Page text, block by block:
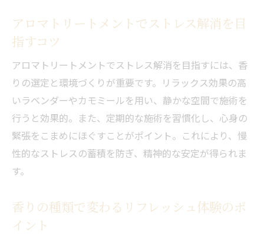
アロマトリートメントでストレス解消を目
指すコツ
アロマトリートメントでストレス解消を目指すには、香
りの選定と環境づくりが重要です。リラックス効果の高
いラベンダーやカモミールを用い、静かな空間で施術を
行うと効果的。また、定期的な施術を習慣化し、心身の
緊張をこまめにほぐすことがポイント。これにより、慢
性的なストレスの蓄積を防ぎ、精神的な安定が得られま
す。
香りの種類で変わるリフレッシュ体験のポ
イント